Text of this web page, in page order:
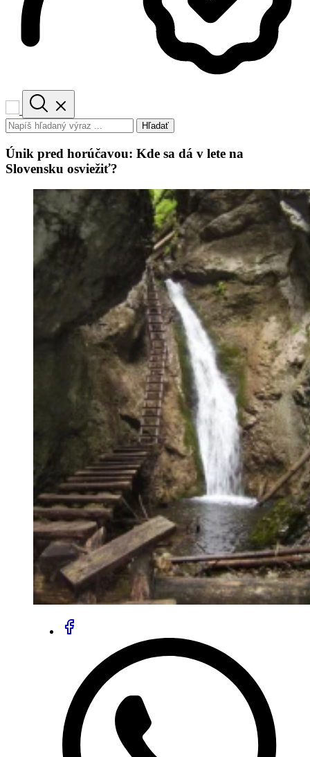
Hľadať
Únik pred horúčavou: Kde sa dá v lete na
Slovensku osviežiť?